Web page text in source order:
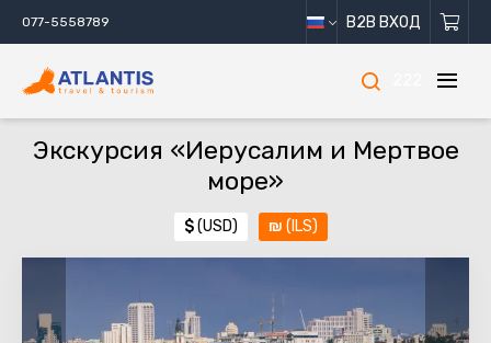
077-5558789 B2B ВХОД
Экскурсия «Иерусалим и Мертвое
море»
$(USD) ₪ (ILS)